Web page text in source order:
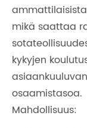
mikä saattaa
kykyjen
osaamistasoa.
Mahdollisuus: